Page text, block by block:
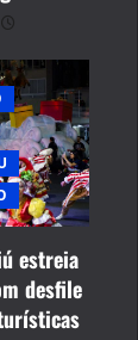
estreia
desfile